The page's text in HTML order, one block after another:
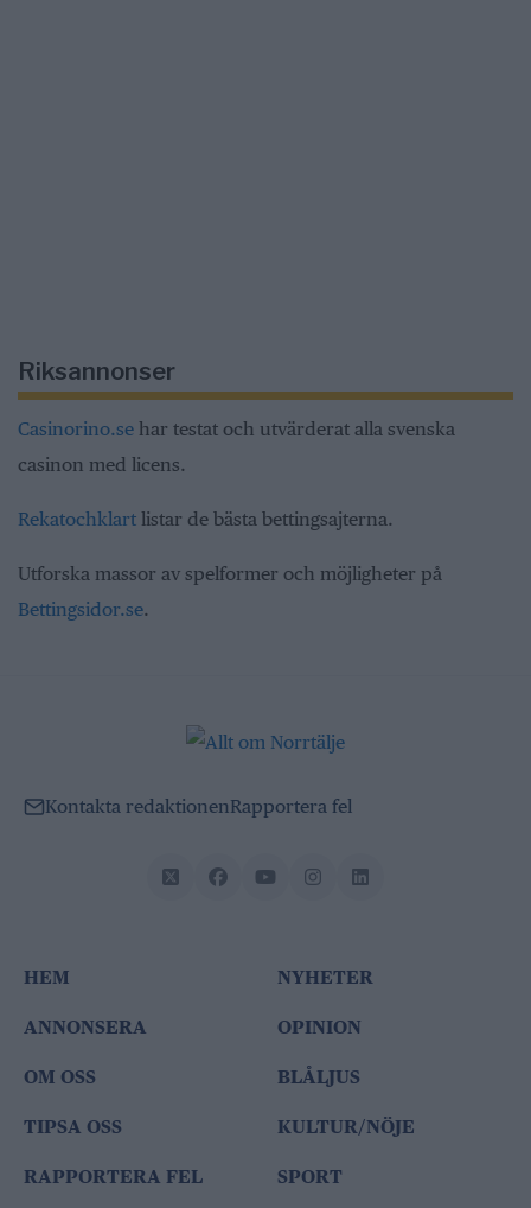
Riksannonser
Casinorino.se har testat och utvärderat alla svenska
casinon med licens.
Rekatochklart listar de bästa bettingsajterna.
Utforska massor av spelformer och möjligheter på
Bettingsidor.se.
Kontakta redaktionenRapportera fel
HEM
ANNONSERA
OM OSS
TIPSA OSS
RAPPORTERA FEL
NYHETER
OPINION
BLÅLJUS
KULTUR/NÖJE
SPORT